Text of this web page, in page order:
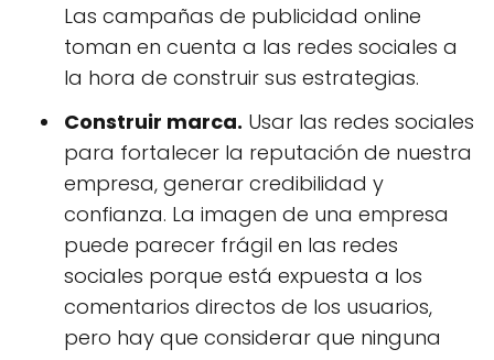
Las campañas de publicidad online
toman en cuenta a las redes sociales a
la hora de construir sus estrategias.
Construir marca. Usar las redes sociales
para fortalecer la reputación de nuestra
empresa, generar credibilidad y
confianza. La imagen de una empresa
puede parecer frágil en las redes
sociales porque está expuesta a los
comentarios directos de los usuarios,
pero hay que considerar que ninguna